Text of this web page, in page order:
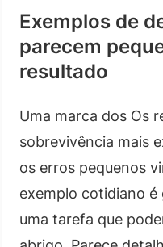
Exemplos de
parecem
resultado
Uma marca dos Os
sobrevivência mais
os erros pequenos
exemplo cotidiano
uma tarefa que